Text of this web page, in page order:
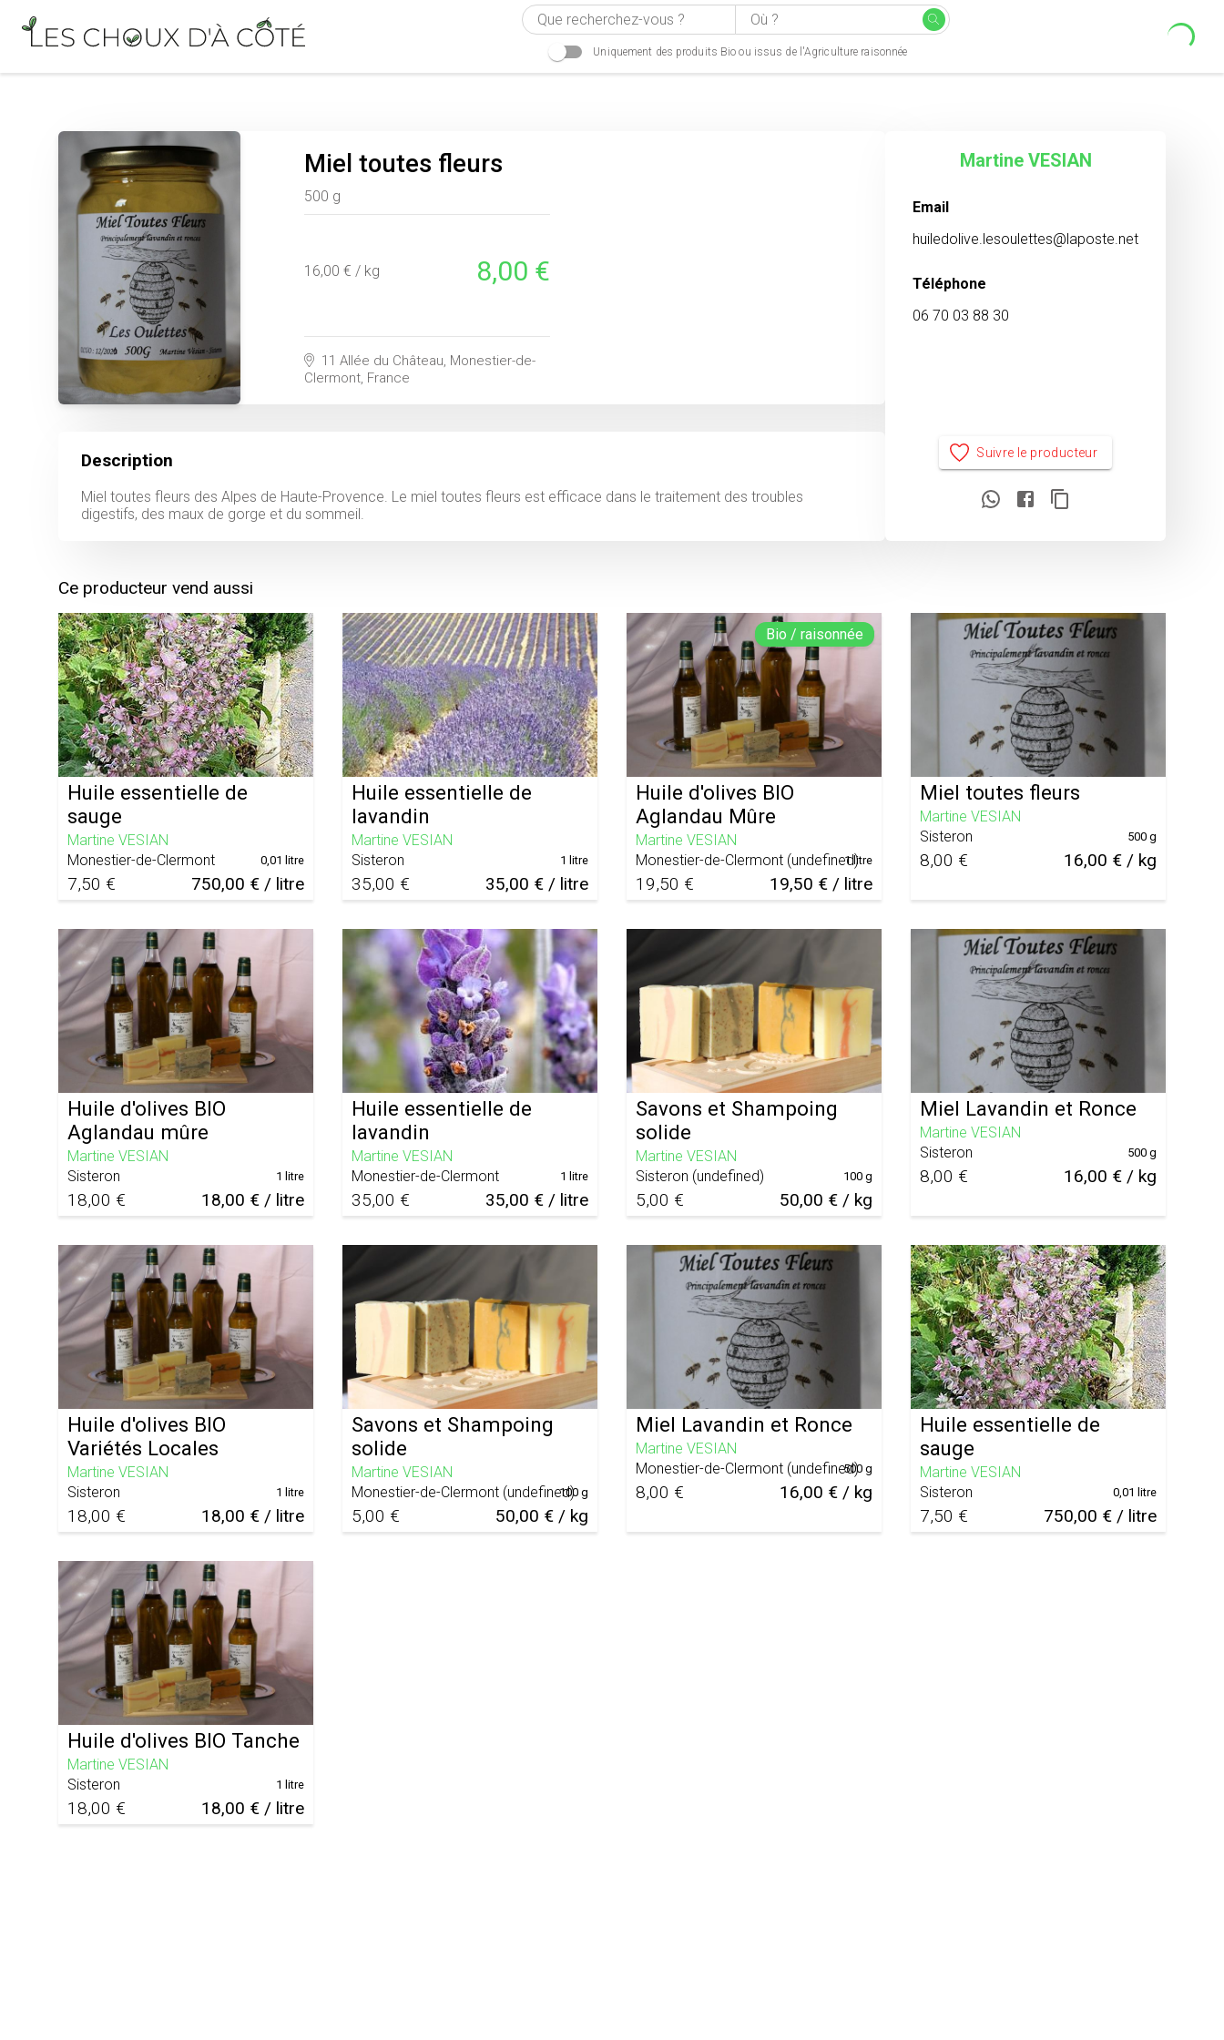
Uniquement des produits Bio ou issus de l'Agriculture raisonnée
Miel toutes fleurs
500 g
16,00 € / kg 8,00 €
11 Allée du Château, Monestier-de-
Clermont, France
Description
Miel toutes fleurs des Alpes de Haute-Provence. Le miel toutes fleurs est efficace dans le traitement des troubles
Martine VESIAN
Email
huiledolive.lesoulettes@laposte.net
Téléphone
06 70 03 88 30
Suivre le producteur
Ce producteur vend aussi
Huile essentielle de
sauge
Martine VESIAN
Monestier-de-Clermont
7,50 € 750,00 € / litre
0,01 litre
Huile essentielle de
lavandin
Martine VESIAN
Sisteron
35,00 € 35,00 € / litre
1 litre
Bio / raisonnée
Huile d'olives BIO
Aglandau Mûre
Martine VESIAN
Monestier-de-Clermont (undefined)
19,50 € 19,50 € / litre
1 litre
Miel toutes fleurs
Martine VESIAN
Sisteron
8,00 € 16,00 € / kg
500 g
Huile d'olives BIO
Aglandau mûre
Martine VESIAN
Sisteron
18,00 € 18,00 € / litre
1 litre
Huile essentielle de
lavandin
Martine VESIAN
Monestier-de-Clermont
35,00 € 35,00 € / litre
1 litre
Savons et Shampoing
solide
Martine VESIAN
Sisteron (undefined)
5,00 € 50,00 € / kg
100 g
Miel Lavandin et Ronce
Martine VESIAN
Sisteron
8,00 € 16,00 € / kg
500 g
Huile d'olives BIO
Variétés Locales
Martine VESIAN
Sisteron
18,00 € 18,00 € / litre
1 litre
Savons et Shampoing
solide
Martine VESIAN
Monestier-de-Clermont (undefined)
5,00 € 50,00 € / kg
100 g
Miel Lavandin et Ronce
Martine VESIAN
Monestier-de-Clermont (undefined)
8,00 € 16,00 € / kg
500 g
Huile essentielle de
sauge
Martine VESIAN
Sisteron
7,50 € 750,00 € / litre
0,01 litre
Huile d'olives BIO Tanche
Martine VESIAN
Sisteron
18,00 € 18,00 € / litre
1 litre